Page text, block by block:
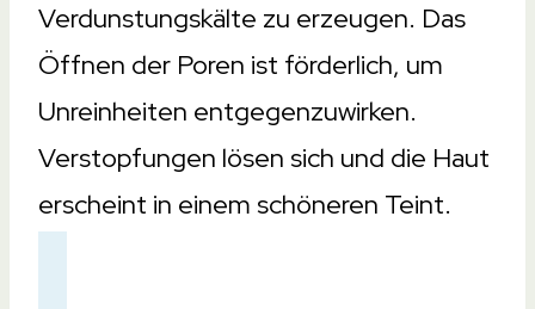
Verdunstungskälte zu erzeugen. Das
Öffnen der Poren ist förderlich, um
Unreinheiten entgegenzuwirken.
Verstopfungen lösen sich und die Haut
erscheint in einem schöneren Teint.